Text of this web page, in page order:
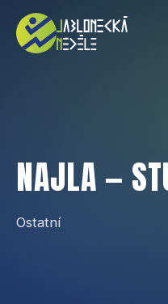
NAJLA —
Ostatní